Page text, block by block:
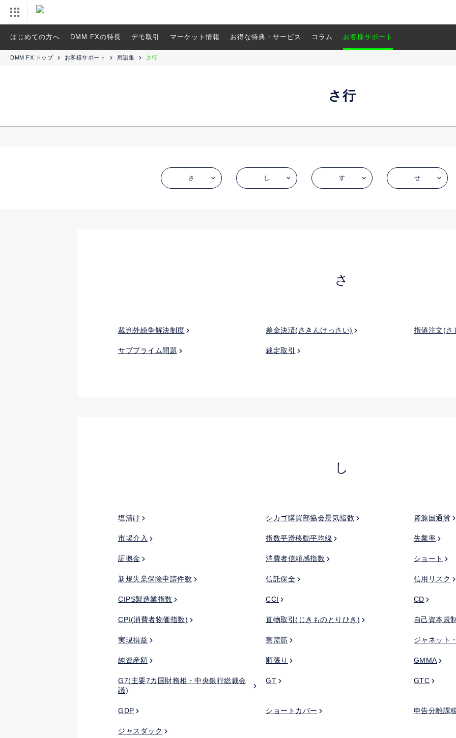
はじめての方へ DMM FXの特長 デモ取引 マーケット情報 お得な特典・サービス コラム お客様サポート
DMM FX トップ お客様サポート 用語集 さ行
さ行
さ し す せ
さ
裁判外紛争解決制度 差金決済(さきんけっさい) 指値注文(さ
サブプライム問題 裁定取引
し
塩漬け シカゴ購買部協会景気指数 資源国通貨
市場介入 指数平滑移動平均線 失業率
証拠金 消費者信頼感指数 ショート
新規失業保険申請件数 信託保全 信用リスク
CIPS製造業指数 CCI CD
CPI(消費者物価指数) 直物取引(じきものとりひき) 自己資本規
実現損益 実需筋 ジャネット
純資産額 順張り GMMA
G7(主要7カ国財務相・中央銀行総裁会
議)
GT GTC
GDP ショートカバー 申告分離課
ジャスダック